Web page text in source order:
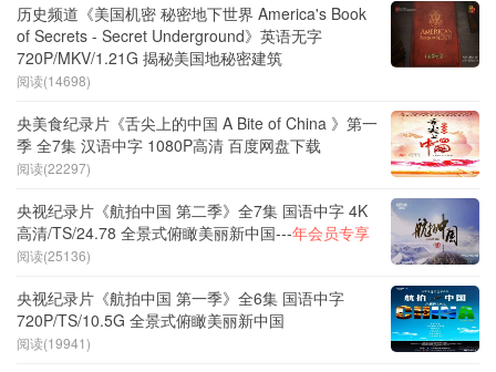
历史频道《美国机密 秘密地下世界 America's Book
of Secrets - Secret Underground》英语无字
720P/MKV/1.21G 揭秘美国地秘密建筑
阅读(14698)
央美食纪录片《舌尖上的中国 A Bite of China 》第一
季 全7集 汉语中字 1080P高清 百度网盘下载
阅读(22297)
央视纪录片《航拍中国 第二季》全7集 国语中字 4K
高清/TS/24.78 全景式俯瞰美丽新中国---年会员专享
阅读(25136)
央视纪录片《航拍中国 第一季》全6集 国语中字
720P/TS/10.5G 全景式俯瞰美丽新中国
阅读(19941)